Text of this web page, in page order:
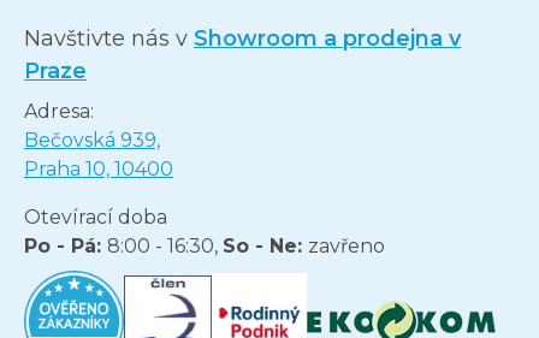
Navštivte nás v Showroom a prodejna v
Praze
Adresa:
Bečovská 939,
Praha 10, 10400
Otevírací doba
Po - Pá: 8:00 - 16:30, So - Ne: zavřeno